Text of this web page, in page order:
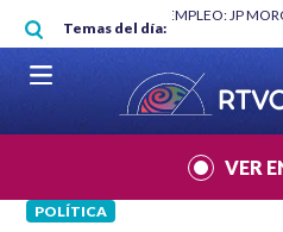
Pasar al contenido principal
Temas del día:
"HABLAR NO ES UN CRIMEN":
VER
POLÍTICA